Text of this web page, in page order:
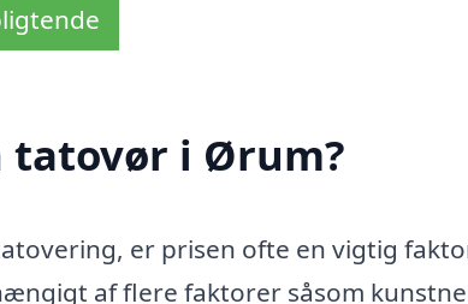
tatovør i Ørum?
er prisen ofte en vigtig
af flere faktorer såsom